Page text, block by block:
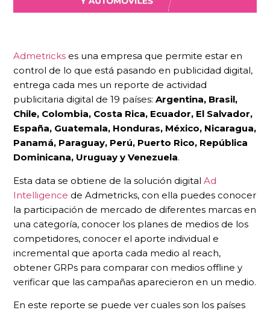
Admetricks es una empresa que permite estar en
control de lo que está pasando en publicidad digital,
entrega cada mes un reporte de actividad
publicitaria digital de 19 países: Argentina, Brasil,
Chile, Colombia, Costa Rica, Ecuador, El Salvador,
España, Guatemala, Honduras, México, Nicaragua,
Panamá, Paraguay, Perú, Puerto Rico, República
Dominicana, Uruguay y Venezuela.
Esta data se obtiene de la solución digital Ad
Intelligence de Admetricks, con ella puedes conocer
la participación de mercado de diferentes marcas en
una categoría, conocer los planes de medios de los
competidores, conocer el aporte individual e
incremental que aporta cada medio al reach,
obtener GRPs para comparar con medios offline y
verificar que las campañas aparecieron en un medio.
En este reporte se puede ver cuales son los países